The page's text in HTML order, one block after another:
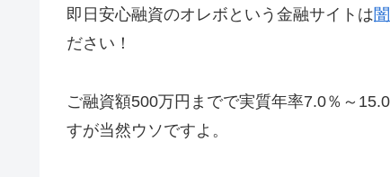
即日安心融資のオレボという金融サイトは
ださい！
ご融資額500万円までで実質年率7.0％～
すが当然ウソですよ。